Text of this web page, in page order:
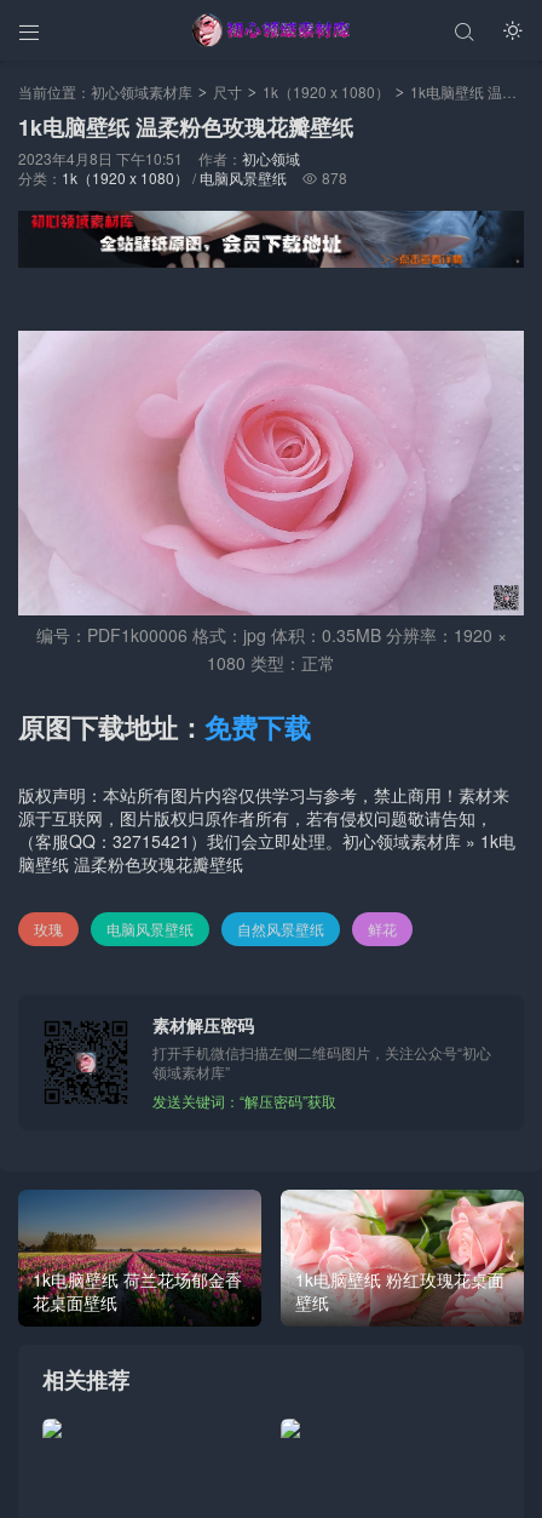
 

当前位置： 初心领域素材库 > 尺寸 > 1k（1920 x 1080） > 1k电脑壁纸 温柔粉色玫瑰花瓣壁纸
1k电脑壁纸 温柔粉色玫瑰花瓣壁纸
2023年4月8日 下午10:51 作者： 初心领域
分类： 1k（1920 x 1080） /电脑风景壁纸  878
编号：PDF1k00006 格式：jpg 体积：0.35MB 分辨率：1920 ×
1080 类型：正常
原图下载地址： 免费下载
版权声明：本站所有图片内容仅供学习与参考，禁止商用！素材来
源于互联网，图片版权归原作者所有，若有侵权问题敬请告知，
（客服QQ：32715421）我们会立即处理。 初心领域素材库 » 1k电
脑壁纸 温柔粉色玫瑰花瓣壁纸
玫瑰 电脑风景壁纸 自然风景壁纸 鲜花
素材解压密码
打开手机微信扫描左侧二维码图片，关注公众号“初心
领域素材库”
发送关键词：“解压密码”获取
1k电脑壁纸 荷兰花场郁金香
花桌面壁纸
1k电脑壁纸 粉红玫瑰花桌面
壁纸
相关推荐